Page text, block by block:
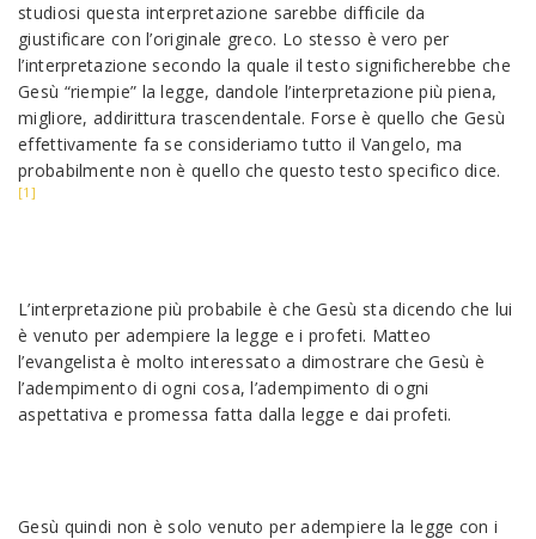
studiosi questa interpretazione sarebbe difficile da
giustificare con l’originale greco. Lo stesso è vero per
l’interpretazione secondo la quale il testo significherebbe che
Gesù “riempie” la legge, dandole l’interpretazione più piena,
migliore, addirittura trascendentale. Forse è quello che Gesù
effettivamente fa se consideriamo tutto il Vangelo, ma
probabilmente non è quello che questo testo specifico dice.
[1]
L’interpretazione più probabile è che Gesù sta dicendo che lui
è venuto per adempiere la legge e i profeti. Matteo
l’evangelista è molto interessato a dimostrare che Gesù è
l’adempimento di ogni cosa, l’adempimento di ogni
aspettativa e promessa fatta dalla legge e dai profeti.
Gesù quindi non è solo venuto per adempiere la legge con i